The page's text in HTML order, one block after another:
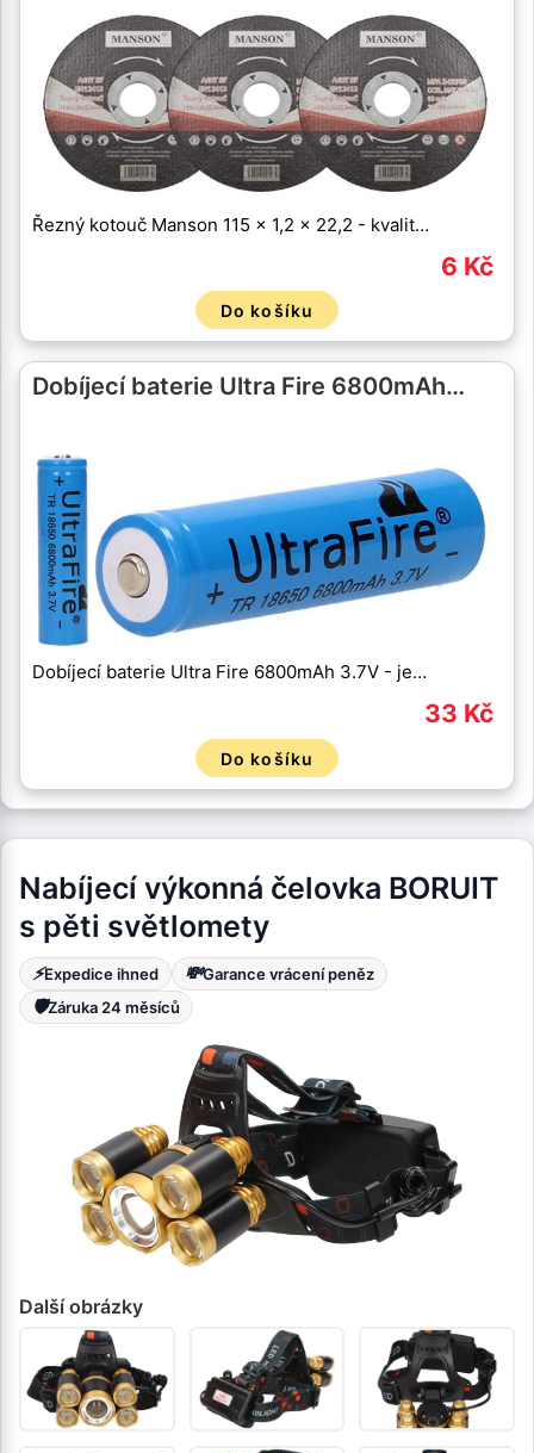
Řezný kotouč Manson 115 x 1,2 x 22,2 - kvalit…
6 Kč
Do košíku
Dobíjecí baterie Ultra Fire 6800mAh…
Dobíjecí baterie Ultra Fire 6800mAh 3.7V - je…
33 Kč
Do košíku
Nabíjecí výkonná čelovka BORUIT
s pěti světlomety
⚡Expedice ihned 💸Garance vrácení peněz
🛡️Záruka 24 měsíců
Další obrázky